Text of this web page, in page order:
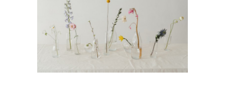
Sobre Connections
by Finsa
Contacto